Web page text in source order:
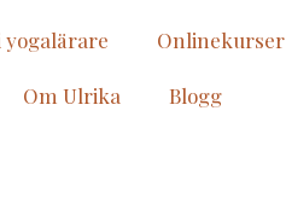
yogalärare Onlinekurser
Om Ulrika Blogg